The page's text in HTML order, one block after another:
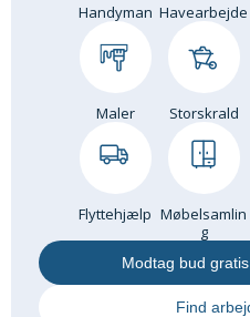
Andet
Beplantning
Belægning
Om Værktøj
RENGØRING
Rengøring Af Overflader
Handyman Havearbejde
Maler Storskrald
Flyttehjælp Møbelsamlin
g
Modtag bud
Find